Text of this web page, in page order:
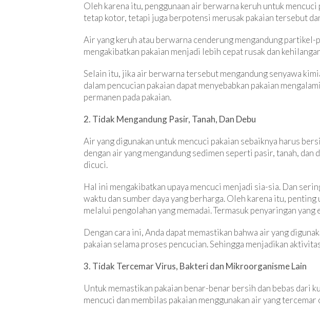
Oleh karena itu, penggunaan air berwarna keruh untuk
tetap kotor, tetapi juga berpotensi merusak pakaian tersebut
Air yang keruh atau berwarna cenderung mengandung
mengakibatkan pakaian menjadi lebih cepat rusak dan
Selain itu, jika air berwarna tersebut mengandung senyawa
dalam pencucian pakaian dapat menyebabkan pakaian
permanen pada pakaian.
2. Tidak Mengandung Pasir, Tanah, Dan Debu
Air yang digunakan untuk mencuci pakaian sebaiknya harus
dengan air yang mengandung sedimen seperti pasir, tanah,
dicuci.
Hal ini mengakibatkan upaya mencuci menjadi sia-sia. Dan
waktu dan sumber daya yang berharga. Oleh karena itu,
melalui pengolahan yang memadai. Termasuk penyaringan
Dengan cara ini, Anda dapat memastikan bahwa air yang
pakaian selama proses pencucian. Sehingga menjadikan
3. Tidak Tercemar Virus, Bakteri dan Mikroorganisme Lain
Untuk memastikan pakaian benar-benar bersih dan bebas dari
mencuci dan membilas pakaian menggunakan air yang